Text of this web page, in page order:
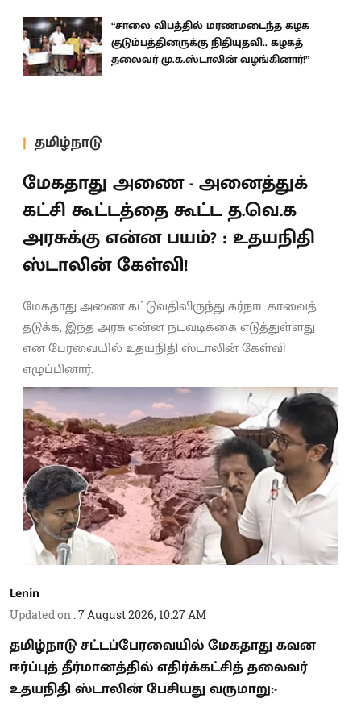
“சாலை விபத்தில் மரணமடைந்த கழக
குடும்பத்தினருக்கு நிதியுதவி.. கழகத்
தலைவர் மு.க.ஸ்டாலின் வழங்கினார்!”
தமிழ்நாடு
மேகதாது அணை - அனைத்துக்
கட்சி கூட்டத்தை கூட்ட த.வெ.க
அரசுக்கு என்ன பயம்? : உதயநிதி
ஸ்டாலின் கேள்வி!
மேகதாது அணை கட்டுவதிலிருந்து கர்நாடகாவைத்
தடுக்க, இந்த அரசு என்ன நடவடிக்கை எடுத்துள்ளது
என பேரவையில் உதயநிதி ஸ்டாலின் கேள்வி
எழுப்பினார்.
Lenin
Updated on :7 August 2026, 10:27 AM
தமிழ்நாடு சட்டப்பேரவையில் மேகதாது கவன
ஈர்ப்புத் தீர்மானத்தில் எதிர்க்கட்சித் தலைவர்
உதயநிதி ஸ்டாலின் பேசியது வருமாறு:-